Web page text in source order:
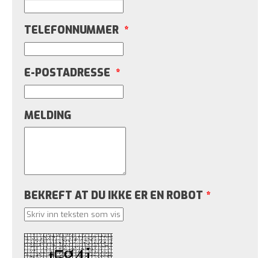
TELEFONNUMMER *
E-POSTADRESSE *
MELDING
BEKREFT AT DU IKKE ER EN ROBOT *